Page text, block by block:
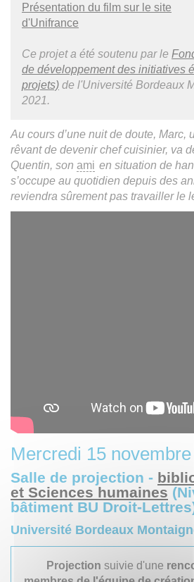
Présentation du film sur le site
d'Unifrance
Ce projet a été soutenu par le
de développement des initiatives
projets) de l'Université Bordeaux
2021.
Au cours d’une nuit de doute, Marc,
rêvant de devenir chef cuisinier, va
Quentin, son ami en situation de
s’occupe au quotidien depuis des
reviendra sûrement pas travailler le
Mercredi 15
Salle de projection -
et Sciences humaines
bâtiment BU Droit-
Université Bordeaux
Projection suivie d'une